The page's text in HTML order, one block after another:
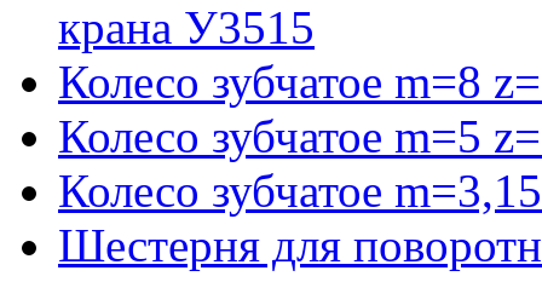
крана У3515
Колесо зубчатое m=8
Колесо зубчатое m=5
Колесо зубчатое
Шестерня для